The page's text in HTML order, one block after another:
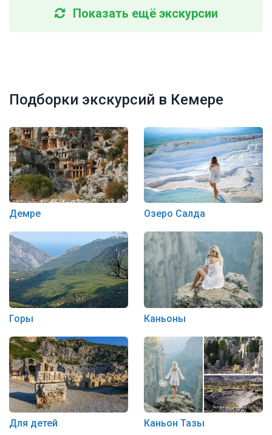
Показать ещё экскурсии
Подборки экскурсий в Кемере
Демре Озеро Салда
Горы Каньоны
Для детей Каньон Тазы